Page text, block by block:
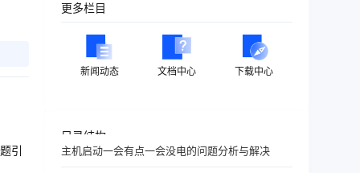
引
更多栏目
新闻动态 文档中心 下载中心
目录结构
主机启动一会有点一会没电的问题分析与解决